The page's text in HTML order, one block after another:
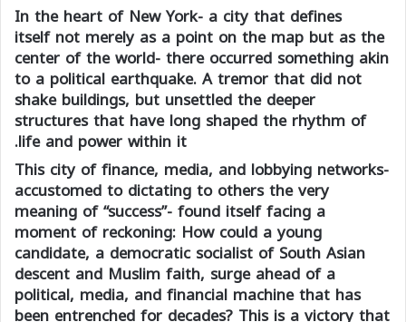
In the heart of New York- a city that defines
itself not merely as a point on the map but as the
center of the world- there occurred something akin
to a political earthquake. A tremor that did not
shake buildings, but unsettled the deeper
structures that have long shaped the rhythm of
life and power within it.
This city of finance, media, and lobbying networks-
accustomed to dictating to others the very
meaning of “success”- found itself facing a
moment of reckoning: How could a young
candidate, a democratic socialist of South Asian
descent and Muslim faith, surge ahead of a
political, media, and financial machine that has
been entrenched for decades? This is a victory that